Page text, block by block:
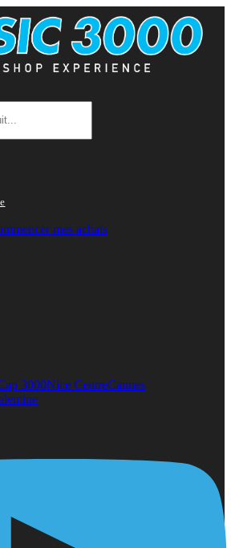
mes achats
3000Nice CentreCannes